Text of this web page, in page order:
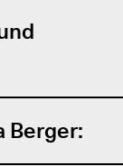
Berger: